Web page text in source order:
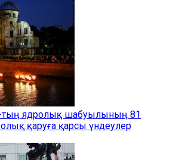
ядролық шабуылының 81
қаруға қарсы үндеулер